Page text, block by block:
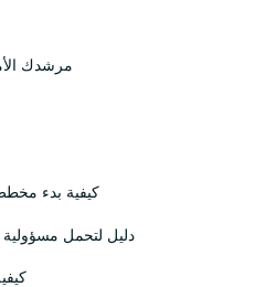
مرشدك
كيفية بدء
دليل لتحمل مسؤولية